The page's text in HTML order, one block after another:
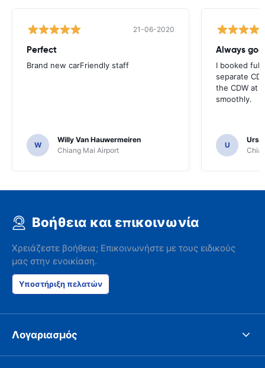
21-06-2020
Perfect
Brand new carFriendly staff
W
Willy Van Hauwermeiren
Chiang Mai Airport
I booked full
separate
the CDW at
smoothly.
U
Urs
Βοήθεια και επικοινωνία
Χρειάζεστε βοήθεια; Επικοινωνήστε με τους ειδικούς
μας στην ενοικίαση.
Υποστήριξη πελατών
Λογαριασμός